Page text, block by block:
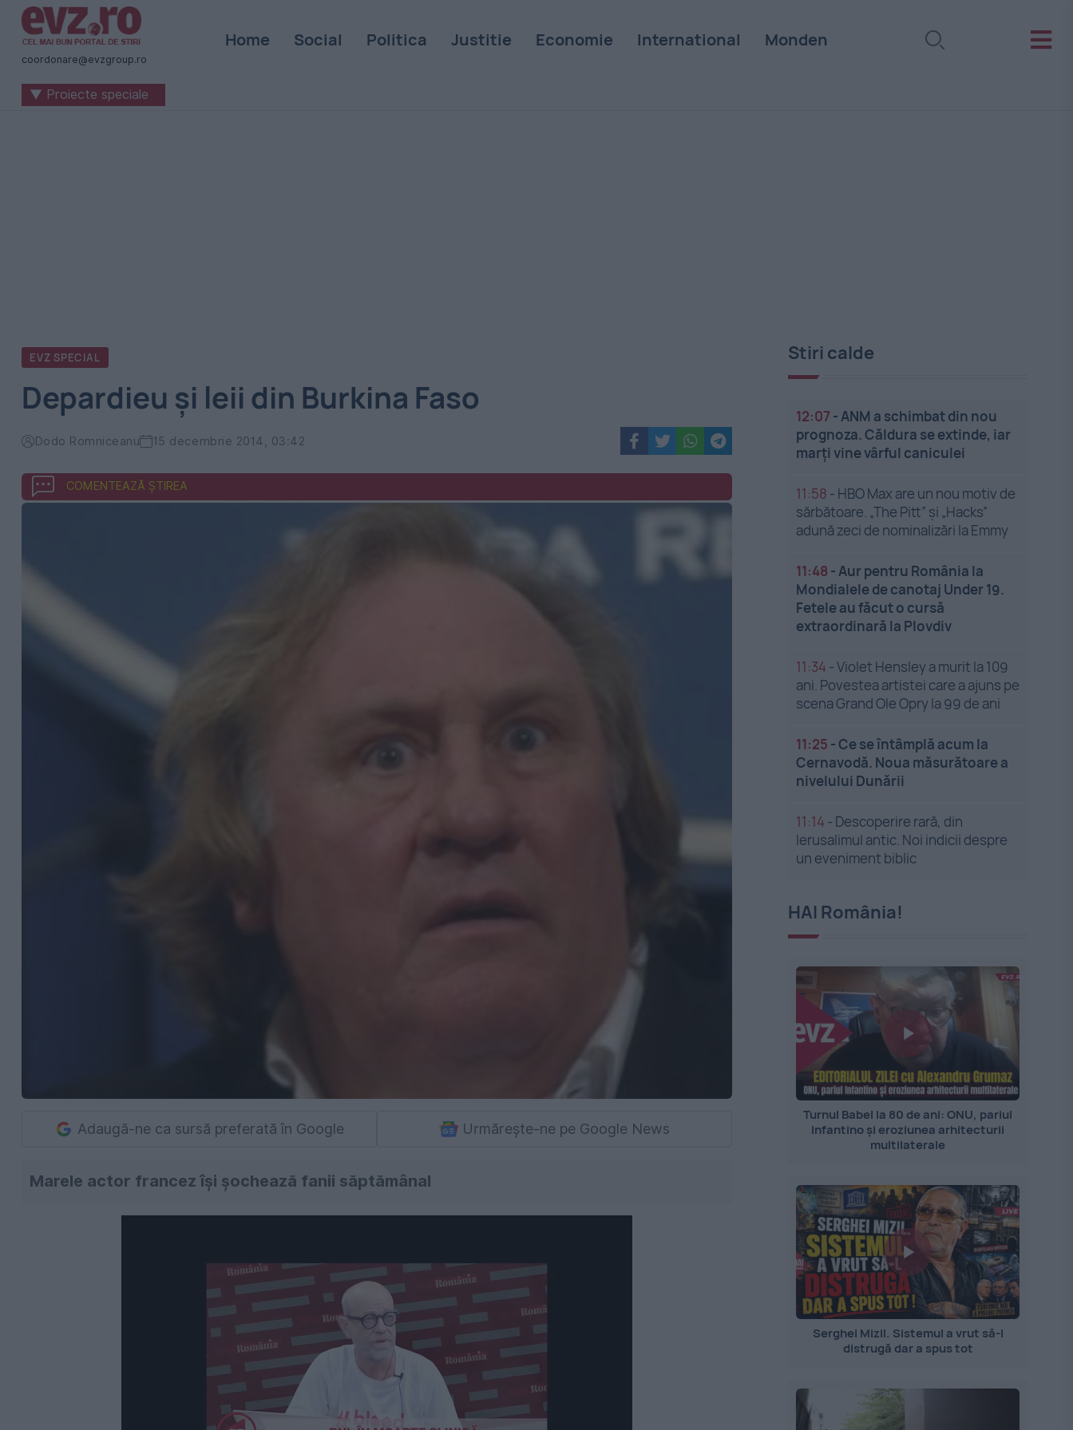
Știri
naționale
internaționale
coordonare@evzgroup.ro
Home Social Politica Justitie Economie International Monden
▼ Proiecte speciale
EVZ SPECIAL
Depardieu și leii din Burkina Faso
Dodo Romniceanu 15 decembrie 2014, 03:42
COMENTEAZĂ ȘTIREA
Adaugă-ne ca sursă preferată în Google Urmărește-ne pe Google News
Marele actor francez își șochează fanii săptămânal
Stiri calde
12:07 -ANM a schimbat din nou
prognoza. Căldura se extinde, iar
marți vine vârful caniculei
11:58 - HBO Max are un nou motiv de
sărbătoare. „The Pitt” și „Hacks”
adună zeci de nominalizări la Emmy
11:48 -Aur pentru România la
Mondialele de canotaj Under 19.
Fetele au făcut o cursă
extraordinară la Plovdiv
11:34 -Violet Hensley a murit la 109
ani. Povestea artistei care a ajuns pe
scena Grand Ole Opry la 99 de ani
11:25 -Ce se întâmplă acum la
Cernavodă. Noua măsurătoare a
nivelului Dunării
11:14 - Descoperire rară, din
Ierusalimul antic. Noi indicii despre
un eveniment biblic
HAI România!
Turnul Babel la 80 de ani: ONU, pariul
Infantino și eroziunea arhitecturii
multilaterale
Serghei Mizil. Sistemul a vrut să-l
distrugă dar a spus tot